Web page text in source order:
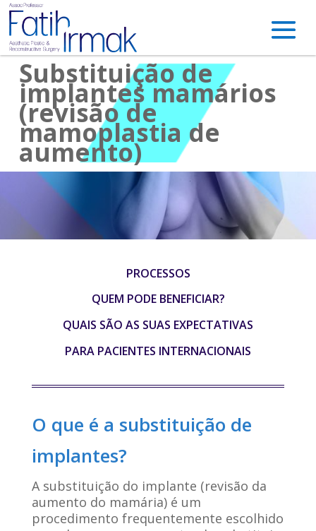
Substituição de
implantes mamários
(revisão de
mamoplastia de
aumento)
PROCESSOS
QUEM PODE BENEFICIAR?
QUAIS SÃO AS SUAS EXPECTATIVAS
PARA PACIENTES INTERNACIONAIS
O que é a substituição de
implantes?
A substituição do implante (revisão da
aumento do mamária) é um
procedimento frequentemente escolhido